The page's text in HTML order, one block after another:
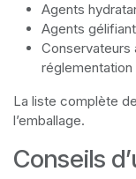
Agents
Agents
Conservateurs
La liste complète
l’emballage.
Conseils